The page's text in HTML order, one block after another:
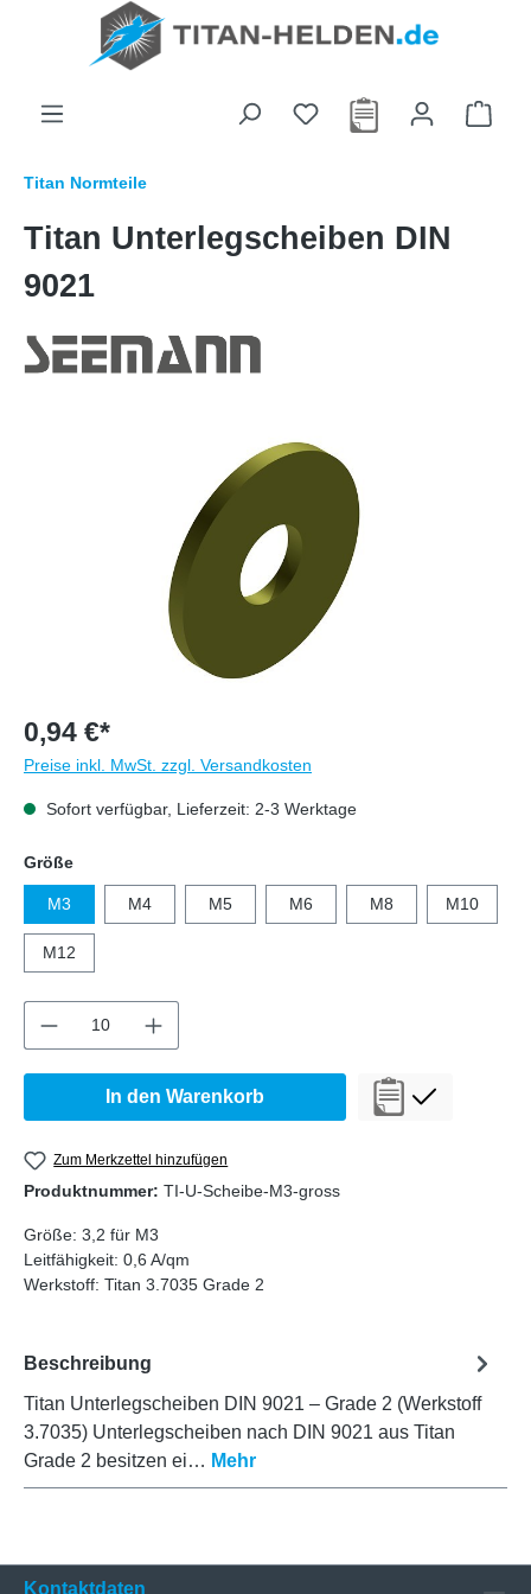
springen
Titan Normteile
Titan Unterlegscheiben DIN
9021
0,94 €*
Preise inkl. MwSt. zzgl. Versandkosten
Sofort verfügbar, Lieferzeit: 2-3 Werktage
Größeauswählen
M3 M4 M5 M6 M8 M10
M12
Produkt Anzahl: Gib den gewünschten
In den Warenkorb
Zum Merkzettel hinzufügen
Produktnummer: TI-U-Scheibe-M3-gross
Größe: 3,2 für M3
Leitfähigkeit: 0,6 A/qm
Werkstoff: Titan 3.7035 Grade 2
Beschreibung
Titan Unterlegscheiben DIN 9021 – Grade 2 (Werkstoff
3.7035) Unterlegscheiben nach DIN 9021 aus Titan
Grade 2 besitzen ei… Mehr
Kontaktdaten